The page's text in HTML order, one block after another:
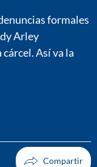
formales
Arley
Así va la